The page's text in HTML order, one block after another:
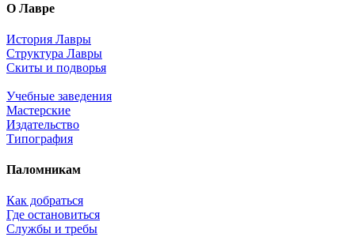
О Лавре
История Лавры
Структура Лавры
Скиты и подворья
Учебные заведения
Мастерские
Издательство
Типография
Паломникам
Как добраться
Где остановиться
Службы и требы